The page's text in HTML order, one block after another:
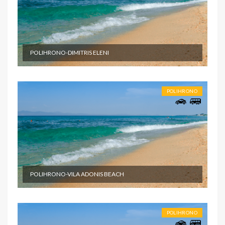
noćenja u izabranom objektu u studijima/apartmanima; -
Usluge predstavnika agencije organizatora putovanja ili
inopartnera tokom boravka; - Troškove organizacije i
vođstva puta.
U CENU NIJE UKLJUČENO
uračunata boravišna taksa. Cena je po smeštajnoj jedinici
po danu i plaća se na licu mesta - Međunarodno putno
na upit) - Individualne i ostale troškove putnika, kao i sve
ostale usluge koje koristi putnik, a nisu pomenute
programom putovanja, a naprave se u
POLIHRONO-DIMITRIS ELENI
POLIHRONO
POLIHRONO-VILA ADONIS BEACH
POLIHRONO